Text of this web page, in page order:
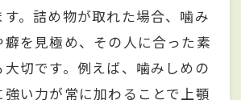
す。詰め物が取れた場合、噛み
を見極め、その人に合った素
切です。例えば、噛みしめの
い力が常に加わることで上顎